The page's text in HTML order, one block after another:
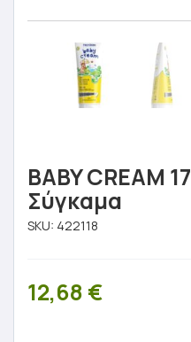
BABY CREAM
Σύγκαμα
SKU: 422118
12,68 €